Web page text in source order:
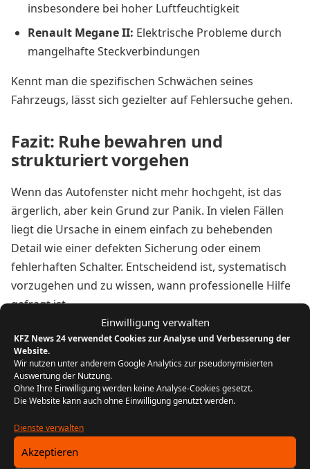
Einwilligung verwalten
KFZ News 24 verwendet Cookies zur Analyse und Verbesserung der
Website.
Wir nutzen unter anderem Google Analytics zur pseudonymisierten
Auswertung der Nutzung.
Ohne Ihre Einwilligung werden keine Analyse-Cookies gesetzt.
Die Website kann auch ohne Einwilligung genutzt werden.
Dienste verwalten
Akzeptieren
insbesondere bei hoher Luftfeuchtigkeit
Renault Megane II: Elektrische Probleme durch
mangelhafte Steckverbindungen
Kennt man die spezifischen Schwächen seines
Fahrzeugs, lässt sich gezielter auf Fehlersuche gehen.
Fazit: Ruhe bewahren und
strukturiert vorgehen
Wenn das Autofenster nicht mehr hochgeht, ist das
ärgerlich, aber kein Grund zur Panik. In vielen Fällen
liegt die Ursache in einem einfach zu behebenden
Detail wie einer defekten Sicherung oder einem
fehlerhaften Schalter. Entscheidend ist, systematisch
vorzugehen und zu wissen, wann professionelle Hilfe
gefragt ist.
Ein paar einfache Regeln helfen dabei:
Elektrik zuerst prüfen, dann Mechanik
Keine Gewalt anwenden, wenn sich das Fenster
verklemmt
Nur hochwertige Ersatzteile verwenden
dauerhafte Funktion sicherzustellen